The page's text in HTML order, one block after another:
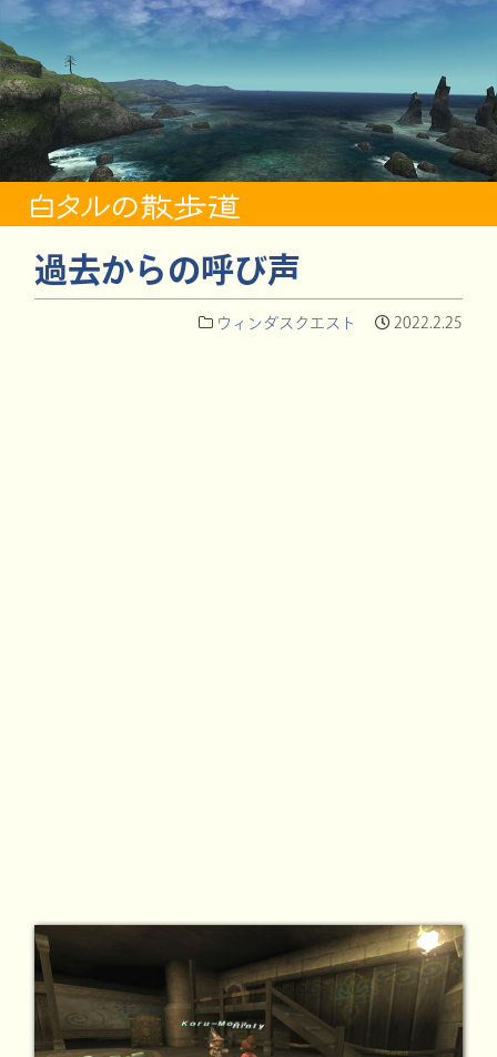
過去からの呼び声
ウィンダスクエスト 2022.2.25